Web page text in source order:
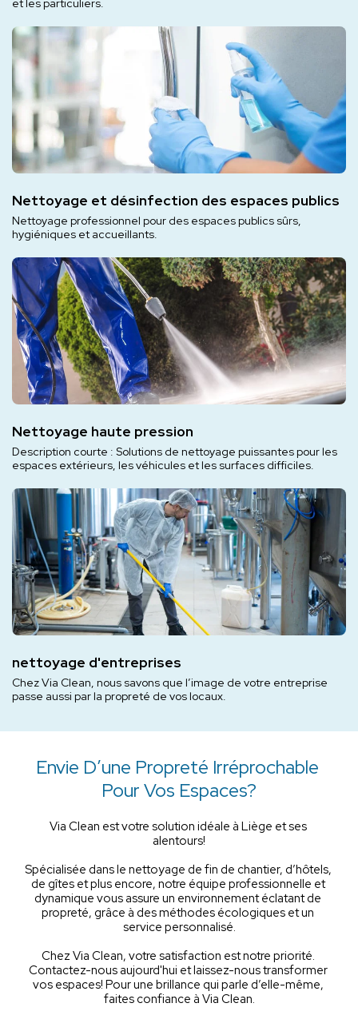
et les particuliers.
Nettoyage et désinfection des espaces publics
Nettoyage professionnel pour des espaces publics sûrs,
hygiéniques et accueillants.
Nettoyage haute pression
Description courte : Solutions de nettoyage puissantes pour les
espaces extérieurs, les véhicules et les surfaces difficiles.
nettoyage d'entreprises
Chez Via Clean, nous savons que l’image de votre entreprise
passe aussi par la propreté de vos locaux.
Envie D’une Propreté Irréprochable
Pour Vos Espaces?
Via Clean est votre solution idéale à Liège et ses
alentours!
Spécialisée dans le nettoyage de fin de chantier, d’hôtels,
de gîtes et plus encore, notre équipe professionnelle et
dynamique vous assure un environnement éclatant de
propreté, grâce à des méthodes écologiques et un
service personnalisé.
Chez Via Clean, votre satisfaction est notre priorité.
Contactez-nous aujourd'hui et laissez-nous transformer
vos espaces! Pour une brillance qui parle d’elle-même,
faites confiance à Via Clean.